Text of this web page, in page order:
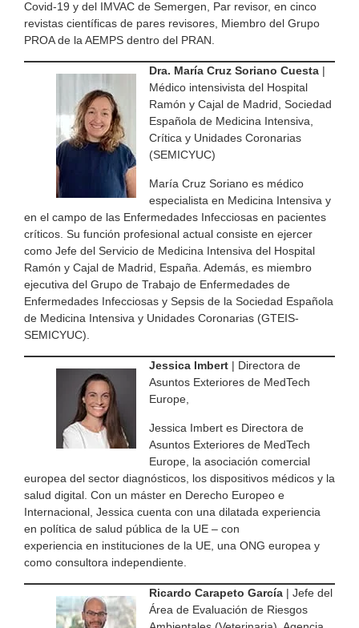
Covid-19 y del IMVAC de Semergen, Par revisor, en cinco
revistas científicas de pares revisores, Miembro del Grupo
PROA de la AEMPS dentro del PRAN.
Dra. María Cruz Soriano Cuesta |
Médico intensivista del Hospital
Ramón y Cajal de Madrid, Sociedad
Española de Medicina Intensiva,
Crítica y Unidades Coronarias
(SEMICYUC)
María Cruz Soriano es médico
especialista en Medicina Intensiva y
en el campo de las Enfermedades Infecciosas en pacientes
críticos. Su función profesional actual consiste en ejercer
como Jefe del Servicio de Medicina Intensiva del Hospital
Ramón y Cajal de Madrid, España. Además, es miembro
ejecutiva del Grupo de Trabajo de Enfermedades de
Enfermedades Infecciosas y Sepsis de la Sociedad Española
de Medicina Intensiva y Unidades Coronarias (GTEIS-
SEMICYUC).
Jessica Imbert | Directora de
Asuntos Exteriores de MedTech
Europe,
Jessica Imbert es Directora de
Asuntos Exteriores de MedTech
Europe, la asociación comercial
europea del sector diagnósticos, los dispositivos médicos y la
salud digital. Con un máster en Derecho Europeo e
Internacional, Jessica cuenta con una dilatada experiencia
en política de salud pública de la UE – con
experiencia en instituciones de la UE, una ONG europea y
como consultora independiente.
Ricardo Carapeto García | Jefe del
Área de Evaluación de Riesgos